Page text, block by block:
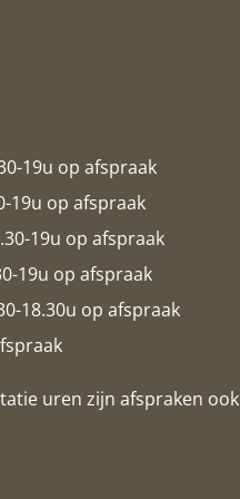
19u op afspraak
19u op afspraak
19u op afspraak
19u op afspraak
18.30u op afspraak
uren zijn afspraken ook